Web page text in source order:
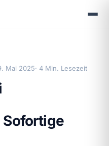
Mai 2025· 4 Min. Lesezeit